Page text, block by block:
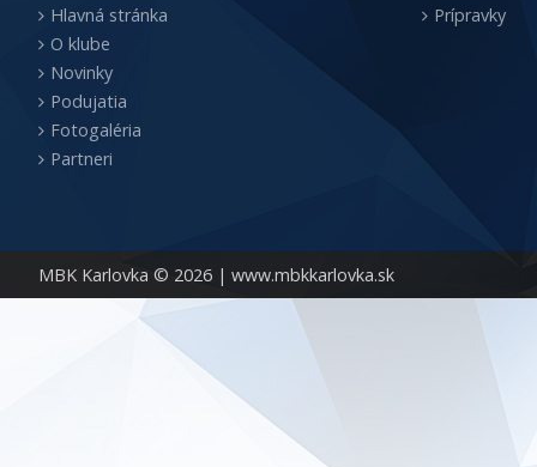
MBK Karlovka © 2026 | www.mbkkarlovka.sk
Hlavná stránka
O klube
Novinky
Podujatia
Fotogaléria
Partneri
Prípravky